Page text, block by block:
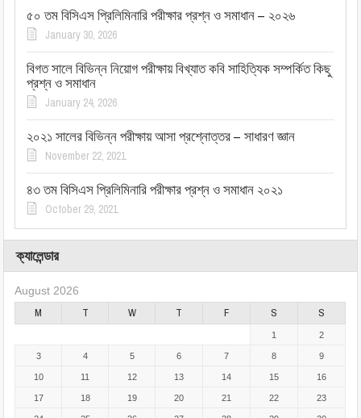
৫০ তম বিসিএস প্রিলিমিনারি পরীক্ষার প্রশ্ন ও সমাধান – ২০২৬
January 30, 2026
বিগত সালে বিভিন্ন নিয়োগ পরীক্ষায় বিখ্যাত কবি সাহিত্যিক সম্পর্কিত কিছু
প্রশ্ন ও সমাধান
January 24, 2026
২০২১ সালের বিভিন্ন পরীক্ষায় আসা প্রশ্নোত্তর – সাধারণ জ্ঞান
November 22, 2021
৪৩ তম বিসিএস প্রিলিমিনারি পরীক্ষার প্রশ্ন ও সমাধান ২০২১
October 29, 2021
ক্যালেন্ডার
August 2026
M T W T F S S
1 2
3 4 5 6 7 8 9
10 11 12 13 14 15 16
17 18 19 20 21 22 23